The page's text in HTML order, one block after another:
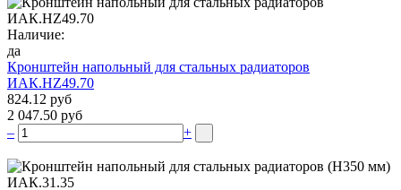
Наличие:
да
Кронштейн напольный для стальных радиаторов
ИАК.НZ49.70
824.12 руб
2 047.50 руб
–
+